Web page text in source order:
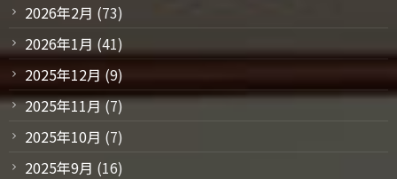
2026年2月 (73)
2026年1月 (41)
2025年12月 (9)
2025年11月(7)
2025年10月 (7)
2025年9月 (16)